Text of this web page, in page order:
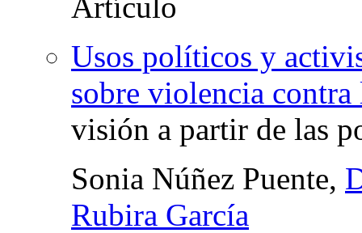
Usos políticos y
sobre violencia contra
visión a partir de las
Sonia Núñez Puente,
Rubira García